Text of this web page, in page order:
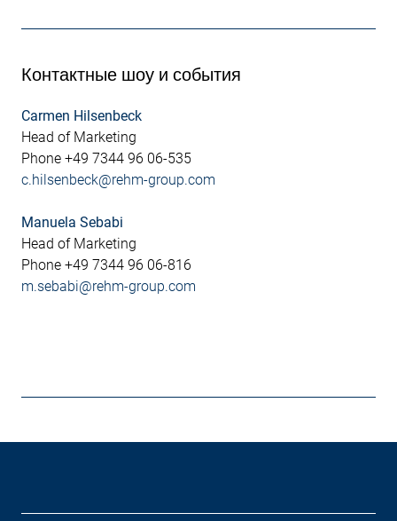
Контактные шоу и события
Carmen Hilsenbeck
Head of Marketing
Phone +49 7344 96 06-535
c.hilsenbeck@rehm-group.com
Manuela Sebabi
Head of Marketing
Phone +49 7344 96 06-816
m.sebabi@rehm-group.com